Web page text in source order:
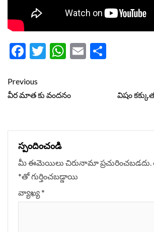
Facebook
Twitter
WhatsApp
Email
Continue
Reading
Previous
వీర మాత కు వందనం
విషం
స్పందించండి
మీ ఈమెయిలు చిరునామా ప్రచురించబడదు.
*‌తో గుర్తించబడ్డాయి
వ్యాఖ్య*